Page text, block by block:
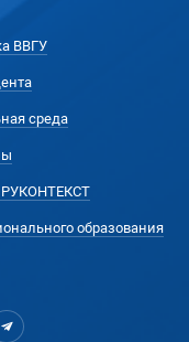
ВВГУ
среда
РУКОНТЕКСТ
образования